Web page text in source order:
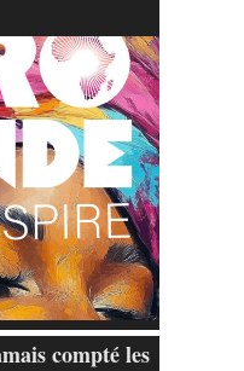
compté les